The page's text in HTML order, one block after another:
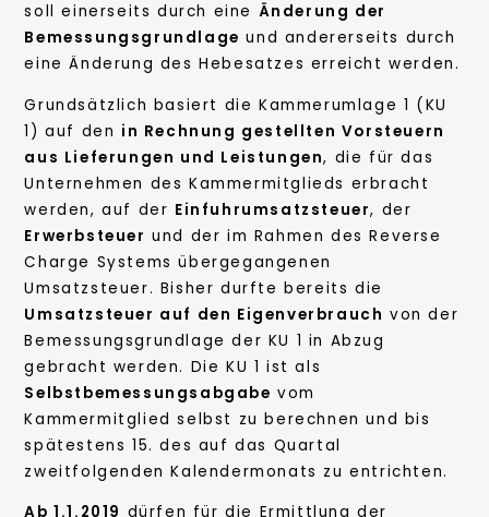
soll einerseits durch eine Änderung der
Bemessungsgrundlage und andererseits durch
eine Änderung des Hebesatzes erreicht werden.
Grundsätzlich basiert die Kammerumlage 1 (KU
1) auf den in Rechnung gestellten Vorsteuern
aus Lieferungen und Leistungen, die für das
Unternehmen des Kammermitglieds erbracht
werden, auf der Einfuhrumsatzsteuer, der
Erwerbsteuer und der im Rahmen des Reverse
Charge Systems übergegangenen
Umsatzsteuer. Bisher durfte bereits die
Umsatzsteuer auf den Eigenverbrauch von der
Bemessungsgrundlage der KU 1 in Abzug
gebracht werden. Die KU 1 ist als
Selbstbemessungsabgabe vom
Kammermitglied selbst zu berechnen und bis
spätestens 15. des auf das Quartal
zweitfolgenden Kalendermonats zu entrichten.
Ab 1.1.2019 dürfen für die Ermittlung der